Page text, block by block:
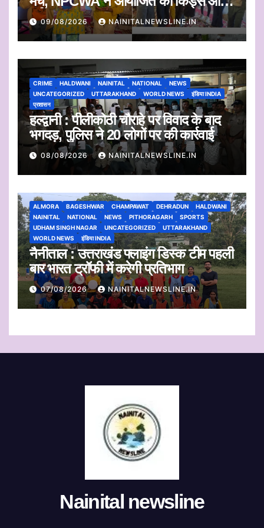
वर्कशॉप
09/08/2026 NAINITALNEWSLINE.IN
CRIME HALDWANI NAINITAL NATIONAL
NEWS
UNCATEGORIZED
UTTARAKHAND WORLD NEWS
इंडिया INDIA
प्रशासन
हल्द्वानी : पीलीकोठी चौराहे पर विवाद के बाद
भगदड़, पुलिस ने 20 लोगों पर की कार्रवाई
08/08/2026 NAINITALNEWSLINE.IN
ALMORA BAGESHWAR CHAMPAWAT DEHRADUN
HALDWANI
NAINITAL
NATIONAL NEWS PITHORAGARH
SPORTS
UDHAM SINGH NAGAR
UNCATEGORIZED
UTTARAKHAND
WORLD NEWS
इंडिया INDIA
नैनीताल : उत्तराखंड फ्लाइंग डिस्क टीम पहली
बार भारत ट्रॉफी में करेगी प्रतिभाग
07/08/2026 NAINITALNEWSLINE.IN
Nainital newsline